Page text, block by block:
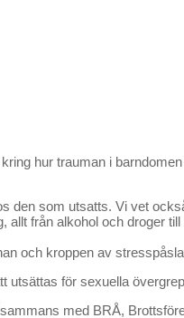
hur trauman i
den som utsatts. Vi vet
från alkohol och droger
och kroppen av
utsättas för sexuella
med BRÅ,